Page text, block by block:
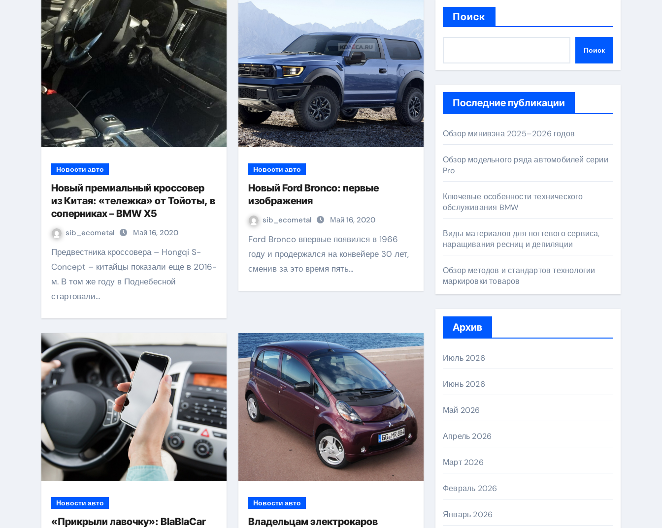
Новости авто
Новый премиальный кроссовер
из Китая: «тележка» от Тойоты, в
соперниках – BMW X5
sib_ecometal Май 16, 2020
Предвестника кроссовера – Hongqi S-
Concept – китайцы показали еще в 2016-
м. В том же году в Поднебесной
стартовали…
Новости авто
Новый Ford Bronco: первые
изображения
sib_ecometal Май 16, 2020
Ford Bronco впервые появился в 1966
году и продержался на конвейере 30 лет,
сменив за это время пять…
Новости авто
«Прикрыли лавочку»: BlaBlaCar
Новости авто
Владельцам электрокаров
Поиск
Поиск
Последние публикации
Обзор минивэна 2025–2026 годов
Обзор модельного ряда автомобилей серии
Pro
Ключевые особенности технического
обслуживания BMW
Виды материалов для ногтевого сервиса,
наращивания ресниц и депиляции
Обзор методов и стандартов технологии
маркировки товаров
Архив
Июль 2026
Июнь 2026
Май 2026
Апрель 2026
Март 2026
Февраль 2026
Январь 2026